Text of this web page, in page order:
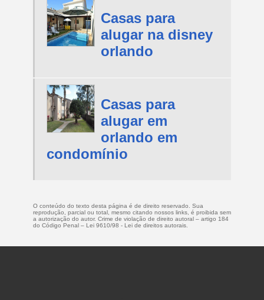
Casas para
alugar na disney
orlando
Casas para
alugar em
orlando em
condomínio
O conteúdo do texto desta página é de direito reservado. Sua
reprodução, parcial ou total, mesmo citando nossos links, é proibida sem
a autorização do autor. Crime de violação de direito autoral – artigo 184
do Código Penal – Lei 9610/98 - Lei de direitos autorais